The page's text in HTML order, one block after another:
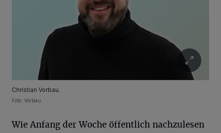
Christian Vorbau.
Foto: Vorbau
Wie Anfang der Woche öffentlich nachzulesen